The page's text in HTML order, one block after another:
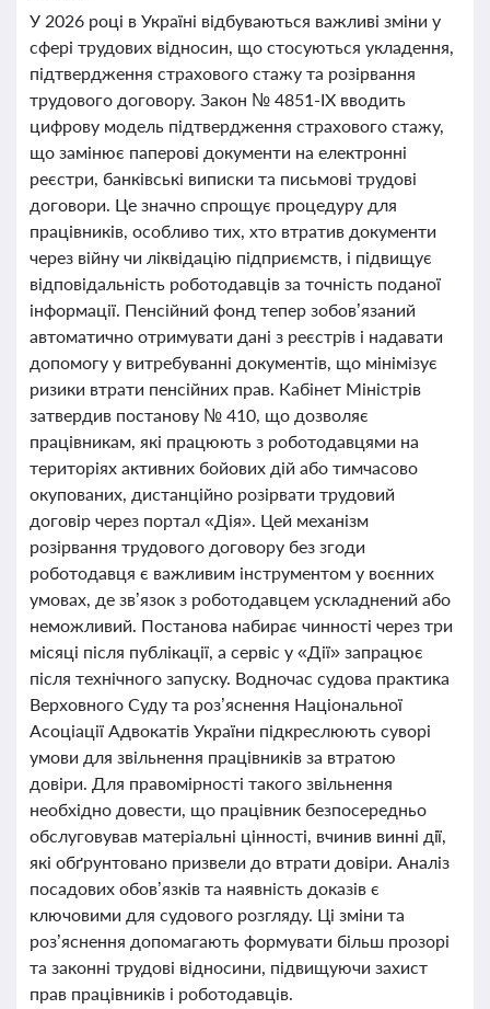
У 2026 році в Україні відбуваються важливі зміни у
сфері трудових відносин, що стосуються укладення,
підтвердження страхового стажу та розірвання
трудового договору. Закон № 4851-IX вводить
цифрову модель підтвердження страхового стажу,
що замінює паперові документи на електронні
реєстри, банківські виписки та письмові трудові
договори. Це значно спрощує процедуру для
працівників, особливо тих, хто втратив документи
через війну чи ліквідацію підприємств, і підвищує
відповідальність роботодавців за точність поданої
інформації. Пенсійний фонд тепер зобов’язаний
автоматично отримувати дані з реєстрів і надавати
допомогу у витребуванні документів, що мінімізує
ризики втрати пенсійних прав. Кабінет Міністрів
затвердив постанову № 410, що дозволяє
працівникам, які працюють з роботодавцями на
територіях активних бойових дій або тимчасово
окупованих, дистанційно розірвати трудовий
договір через портал «Дія». Цей механізм
розірвання трудового договору без згоди
роботодавця є важливим інструментом у воєнних
умовах, де зв’язок з роботодавцем ускладнений або
неможливий. Постанова набирає чинності через три
місяці після публікації, а сервіс у «Дії» запрацює
після технічного запуску. Водночас судова практика
Верховного Суду та роз’яснення Національної
Асоціації Адвокатів України підкреслюють суворі
умови для звільнення працівників за втратою
довіри. Для правомірності такого звільнення
необхідно довести, що працівник безпосередньо
обслуговував матеріальні цінності, вчинив винні дії,
які обґрунтовано призвели до втрати довіри. Аналіз
посадових обов’язків та наявність доказів є
ключовими для судового розгляду. Ці зміни та
роз’яснення допомагають формувати більш прозорі
та законні трудові відносини, підвищуючи захист
прав працівників і роботодавців.